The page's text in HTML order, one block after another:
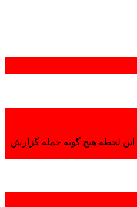
لحظه هیچ گونه حمله گزارش